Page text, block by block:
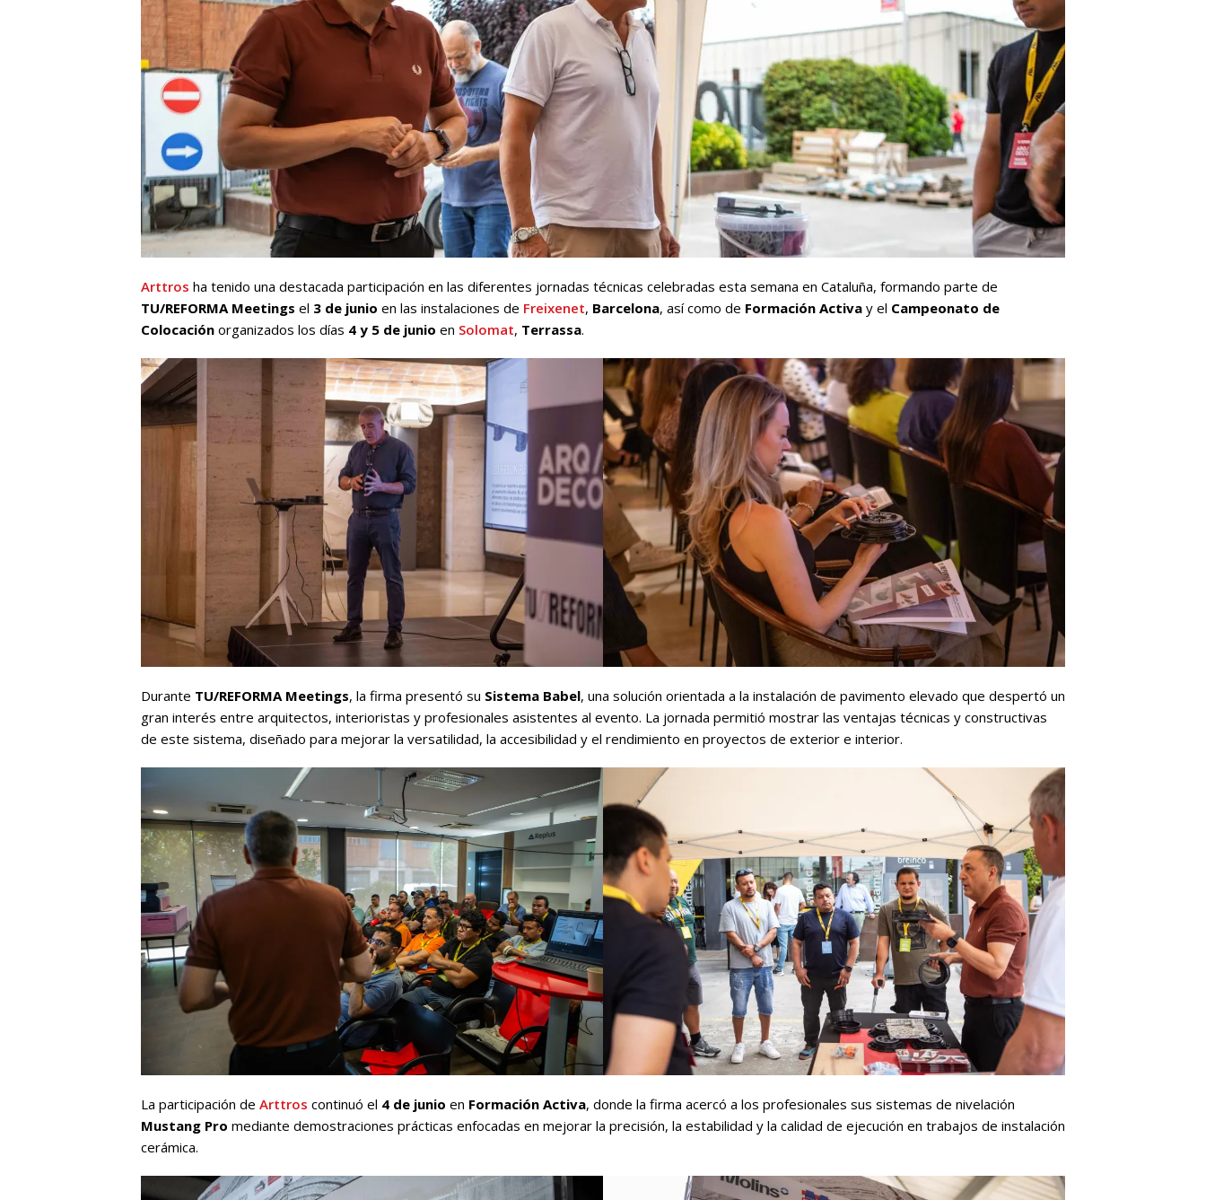
Arttros ha tenido una destacada participación en las diferentes jornadas técnicas celebradas esta semana en Cataluña, formando parte de
TU/REFORMA Meetings el 3 de junio en las instalaciones de Freixenet, Barcelona, así como de Formación Activa y el Campeonato de
Colocación organizados los días 4 y 5 de junio en Solomat, Terrassa.
Durante TU/REFORMA Meetings, la firma presentó su Sistema Babel, una solución orientada a la instalación de pavimento elevado que despertó un
gran interés entre arquitectos, interioristas y profesionales asistentes al evento. La jornada permitió mostrar las ventajas técnicas y constructivas
de este sistema, diseñado para mejorar la versatilidad, la accesibilidad y el rendimiento en proyectos de exterior e interior.
La participación de Arttros continuó el 4 de junio en Formación Activa, donde la firma acercó a los profesionales sus sistemas de nivelación
Mustang Pro mediante demostraciones prácticas enfocadas en mejorar la precisión, la estabilidad y la calidad de ejecución en trabajos de instalación
cerámica.